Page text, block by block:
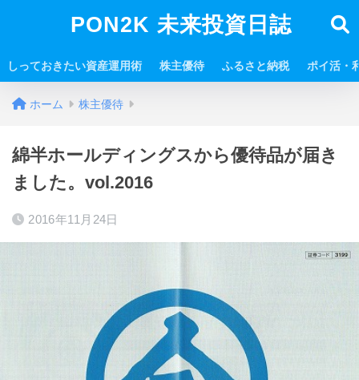
PON2K 未来投資日誌
しっておきたい資産運用術 株主優待 ふるさと納税 ポイ活・
ホーム 株主優待
綿半ホールディングスから優待品が届き
ました。vol.2016
2016年11月24日